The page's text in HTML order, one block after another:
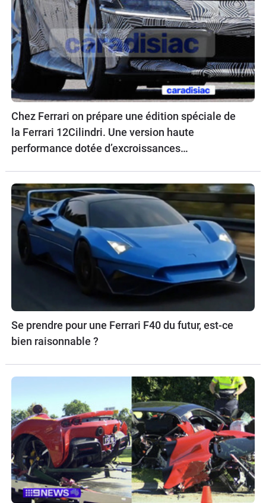
Chez Ferrari on prépare une édition spéciale de
la Ferrari 12Cilindri. Une version haute
performance dotée d’excroissances
Se prendre pour une Ferrari F40 du futur, est-ce
bien raisonnable ?